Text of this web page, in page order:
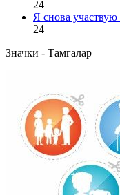
24
Я снова участвую
24
Значки - Тамгалар